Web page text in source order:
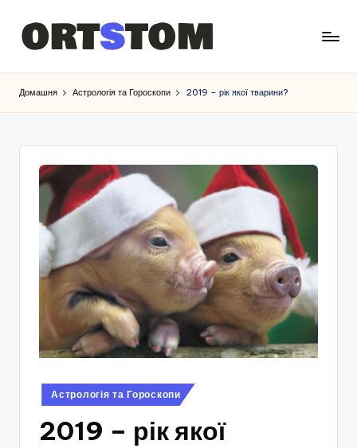
Домашня Астрологія та Гороскопи 2019 – рік якої тварини?
Опубліковано
у
Астрологія та Гороскопи
2019 – рік якої